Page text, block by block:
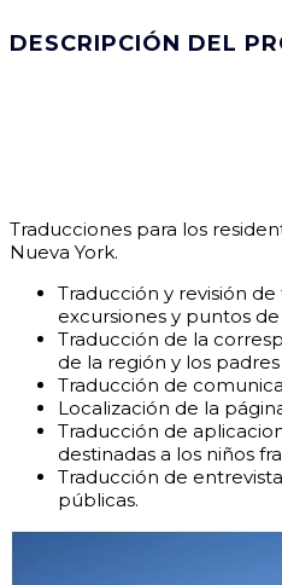
DESCRIPCIÓN DEL
Traducciones para los
Nueva York.
Traducción y revisión
excursiones y puntos
Traducción de la
de la región y los
Traducción de
Localización de la
Traducción de
destinadas a los niños
Traducción de
públicas.